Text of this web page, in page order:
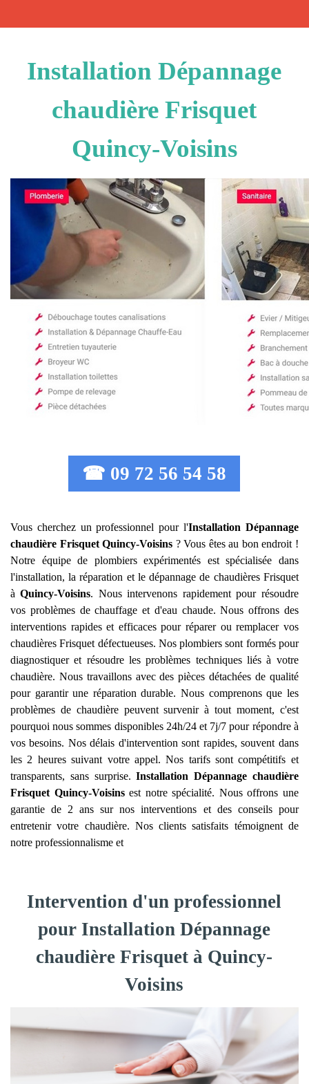
Installation Dépannage
chaudière Frisquet
Quincy-Voisins
☎ 09 72 56 54 58
Vous cherchez un professionnel pour l'Installation Dépannage
chaudière Frisquet Quincy-Voisins ? Vous êtes au bon endroit !
Notre équipe de plombiers expérimentés est spécialisée dans
l'installation, la réparation et le dépannage de chaudières Frisquet
àQuincy-Voisins. Nous intervenons rapidement pour résoudre
vos problèmes de chauffage et d'eau chaude. Nous offrons des
interventions rapides et efficaces pour réparer ou remplacer vos
chaudières Frisquet défectueuses. Nos plombiers sont formés pour
diagnostiquer et résoudre les problèmes techniques liés à votre
chaudière. Nous travaillons avec des pièces détachées de qualité
pour garantir une réparation durable. Nous comprenons que les
problèmes de chaudière peuvent survenir à tout moment, c'est
pourquoi nous sommes disponibles 24h/24 et 7j/7 pour répondre à
vos besoins. Nos délais d'intervention sont rapides, souvent dans
les 2 heures suivant votre appel. Nos tarifs sont compétitifs et
transparents, sans surprise.Installation Dépannage chaudière
Frisquet Quincy-Voisinsest notre spécialité. Nous offrons une
garantie de 2 ans sur nos interventions et des conseils pour
entretenir votre chaudière. Nos clients satisfaits témoignent de
notre professionnalisme et
Intervention d'un professionnel
pour Installation Dépannage
chaudière Frisquet à Quincy-
Voisins